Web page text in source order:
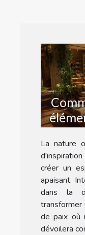
La nature
créer un
apaisant.
dans la
transformer
de paix où
dévoilera